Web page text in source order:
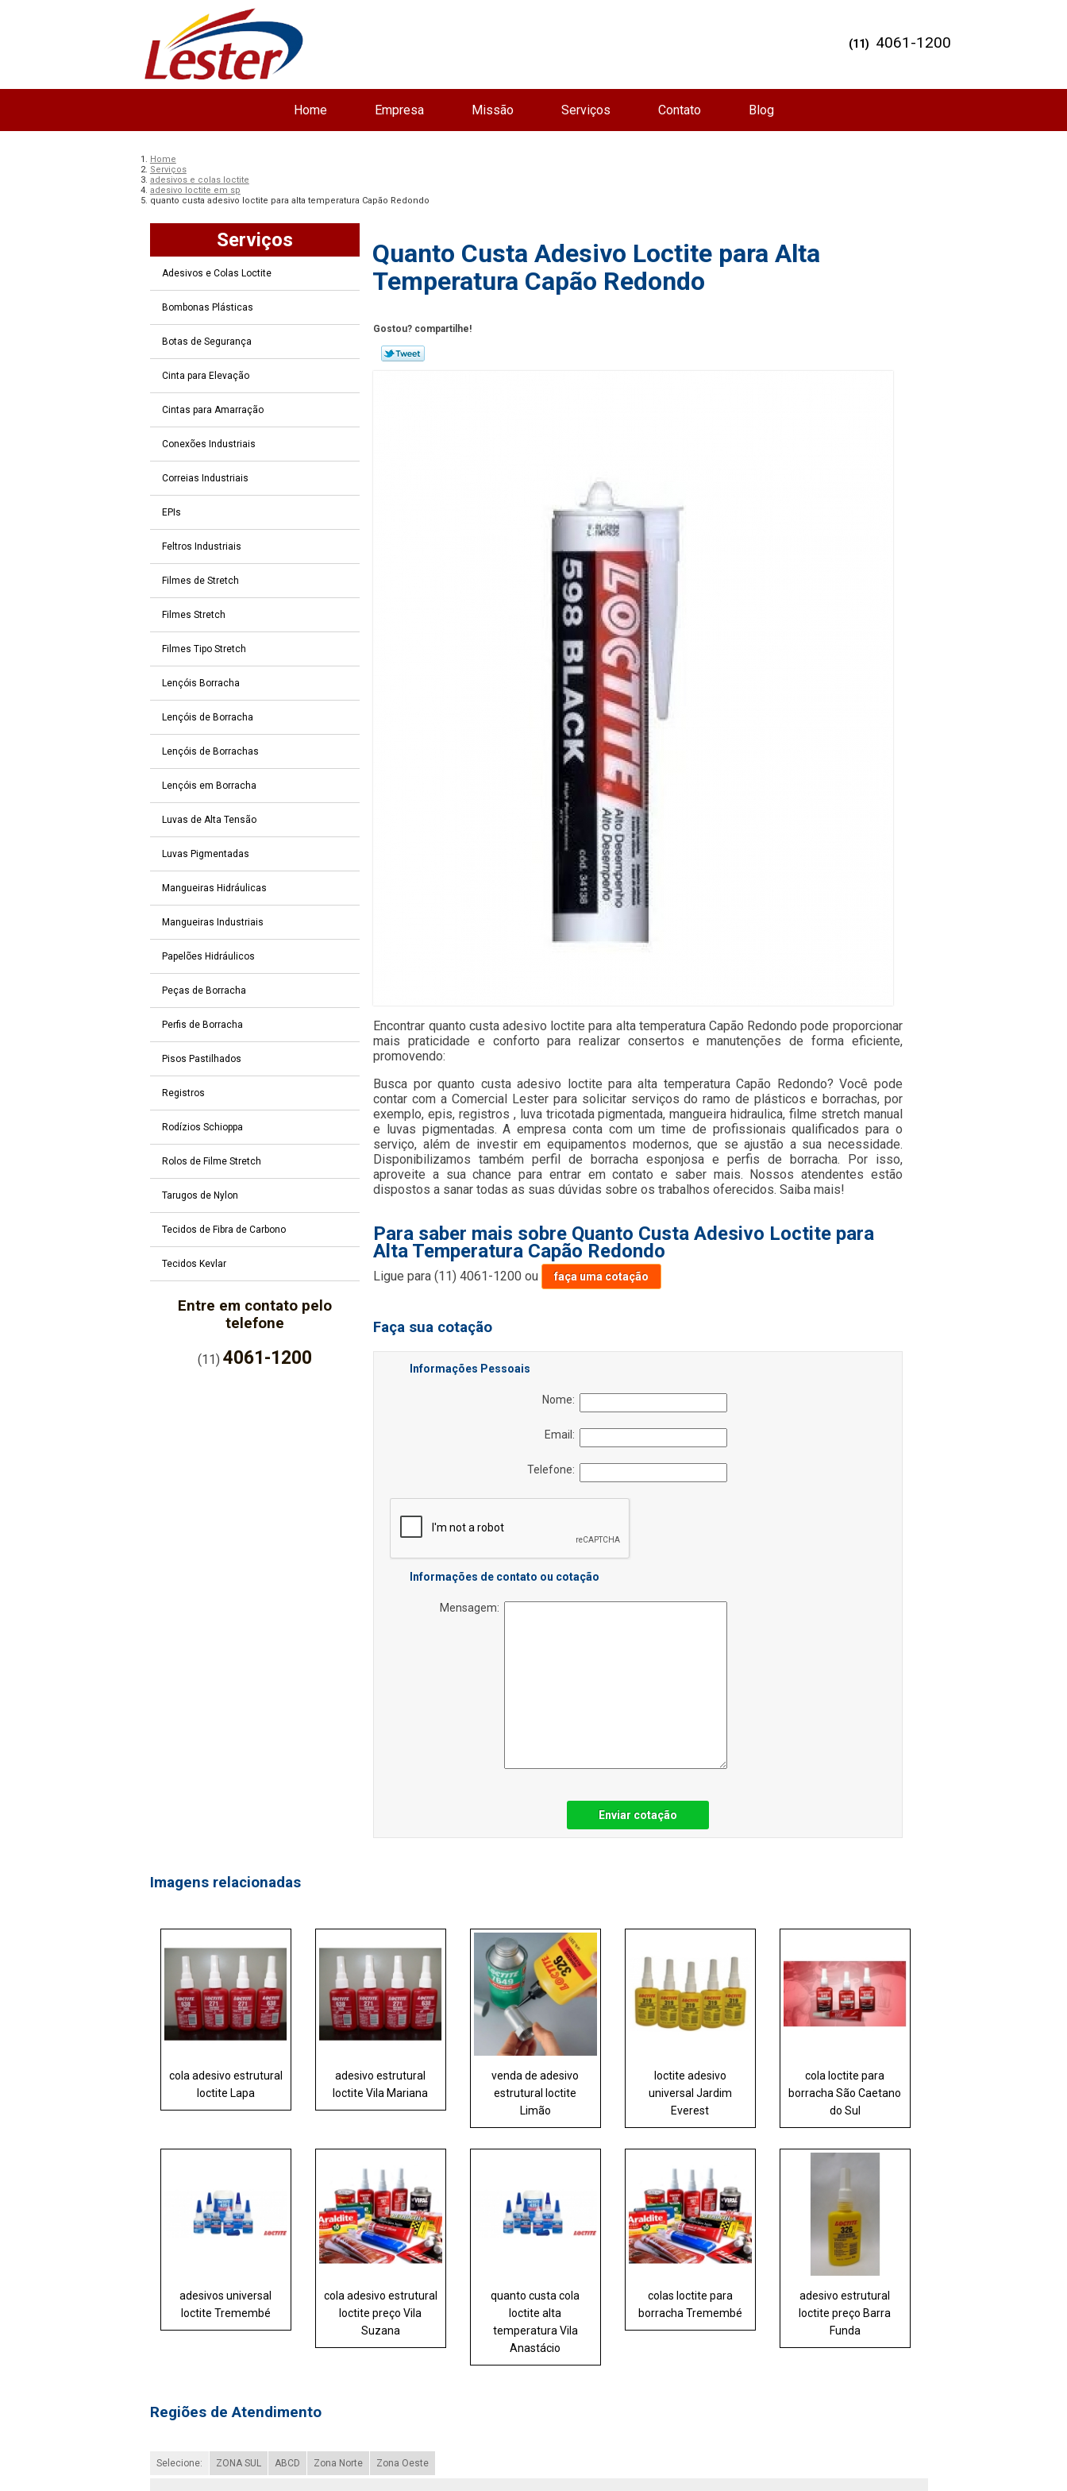
Home Empresa Missão Serviços Contato Blog
(11) 4061-1200
Home
Serviços
adesivos e colas loctite
adesivo loctite em sp
quanto custa adesivo loctite para alta temperatura Capão Redondo
Serviços
Adesivos e Colas Loctite
Bombonas Plásticas
Botas de Segurança
Cinta para Elevação
Cintas para Amarração
Conexões Industriais
Correias Industriais
EPIs
Feltros Industriais
Filmes de Stretch
Filmes Stretch
Filmes Tipo Stretch
Lençóis Borracha
Lençóis de Borracha
Lençóis de Borrachas
Lençóis em Borracha
Luvas de Alta Tensão
Luvas Pigmentadas
Mangueiras Hidráulicas
Mangueiras Industriais
Papelões Hidráulicos
Peças de Borracha
Perfis de Borracha
Pisos Pastilhados
Registros
Rodízios Schioppa
Rolos de Filme Stretch
Tarugos de Nylon
Tecidos de Fibra de Carbono
Tecidos Kevlar
Entre em contato pelo
telefone
(11)4061-1200
Quanto Custa Adesivo Loctite para Alta
Temperatura Capão Redondo
Gostou? compartilhe!
Encontrar quanto custa adesivo loctite para alta temperatura Capão Redondo pode proporcionar
mais praticidade e conforto para realizar consertos e manutenções de forma eficiente,
promovendo:
Busca por quanto custa adesivo loctite para alta temperatura Capão Redondo? Você pode
contar com a Comercial Lester para solicitar serviços do ramo de plásticos e borrachas, por
exemplo, epis, registros , luva tricotada pigmentada, mangueira hidraulica, filme stretch manual
e luvas pigmentadas. A empresa conta com um time de profissionais qualificados para o
serviço, além de investir em equipamentos modernos, que se ajustão a sua necessidade.
Disponibilizamos também perfil de borracha esponjosa e perfis de borracha. Por isso,
aproveite a sua chance para entrar em contato e saber mais. Nossos atendentes estão
dispostos a sanar todas as suas dúvidas sobre os trabalhos oferecidos. Saiba mais!
Para saber mais sobre Quanto Custa Adesivo Loctite para
Alta Temperatura Capão Redondo
Ligue para(11) 4061-1200 ou faça uma cotação
Faça sua cotação
Informações Pessoais
Nome:
Email:
Telefone:
Informações de contato ou cotação
Mensagem:
Enviar cotação
Imagens relacionadas
cola adesivo estrutural
loctite Lapa
adesivo estrutural
loctite Vila Mariana
venda de adesivo
estrutural loctite
Limão
loctite adesivo
universal Jardim
Everest
cola loctite para
borracha São Caetano
do Sul
adesivos universal
loctite Tremembé
cola adesivo estrutural
loctite preço Vila
Suzana
quanto custa cola
loctite alta
temperatura Vila
Anastácio
colas loctite para
borracha Tremembé
adesivo estrutural
loctite preço Barra
Funda
Regiões de Atendimento
Selecione: ZONA SUL ABCD Zona Norte Zona Oeste